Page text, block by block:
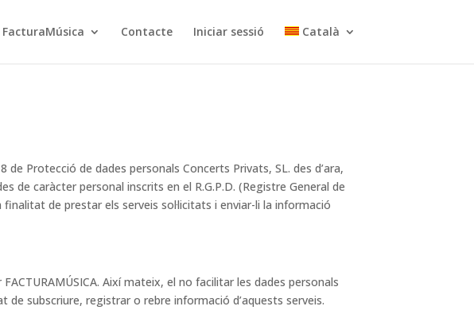
FacturaMúsica Contacte Iniciar sessió Català
Protecció de dades personals Concerts Privats, SL. des d’ara,
de caràcter personal inscrits en el R.G.P.D. (Registre General de
de prestar els serveis sol·licitats i enviar-li la informació
Així mateix, el no facilitar les dades personals
subscriure, registrar o rebre informació d’aquests serveis.